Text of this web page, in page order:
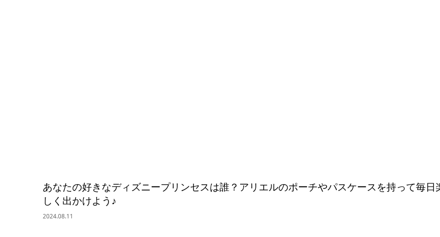
あなたの好きなディズニープリンセスは誰？アリエルのポーチやパスケースを持って毎日
しく出かけよう♪
2024.08.11